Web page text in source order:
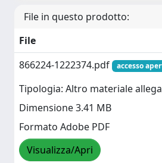
File in questo prodotto:
File
866224-1222374.pdf
accesso
Tipologia: Altro materiale
Dimensione 3.41 MB
Formato Adobe PDF
Visualizza/Apri